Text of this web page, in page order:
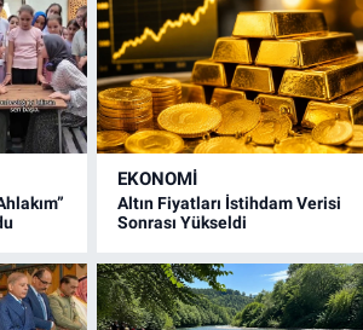
EKONOMİ
Altın Fiyatları İstihdam Verisi
Sonrası Yükseldi